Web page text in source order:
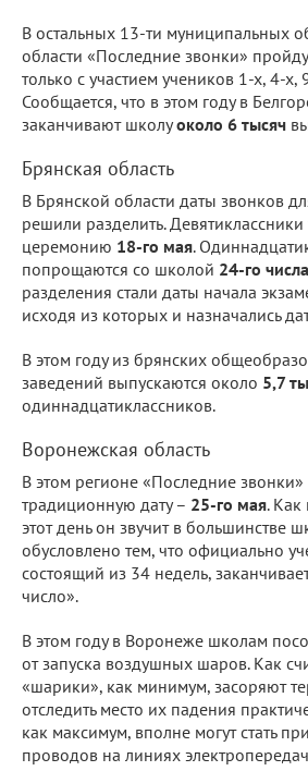
В остальных 13-ти муниципальных
области «Последние звонки»
только с участием учеников 1-х, 4-х,
Сообщается, что в этом году в
заканчивают школуоколо 6 тысяч
Брянская область
В Брянской области даты звонков
решили разделить.
церемонию 18-го мая.
попрощаются со школой 24-го числа
разделения стали даты начала
исходя из которых и назначались
В этом году из брянских
заведений выпускаются около 5,7
одиннадцатиклассников.
Воронежская область
В этом регионе «Последние
традиционную дату – 25-го мая.
этот день он звучит в большинстве
обусловлено тем, что официально
состоящий из 34 недель,
число».
В этом году в Воронеже школам
от запуска воздушных шаров. Как
«шарики», как минимум, засоряют
отследить место их падения
как максимум, вполне могут стать
проводов на линиях